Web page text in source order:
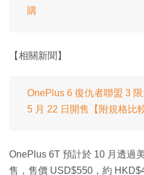
購
【相關新聞】
OnePlus 6 復仇者聯盟 3
5 月 22 日開售【附規格比較
OnePlus 6T 預計於 10 月透過
售，售價 USD$550，約